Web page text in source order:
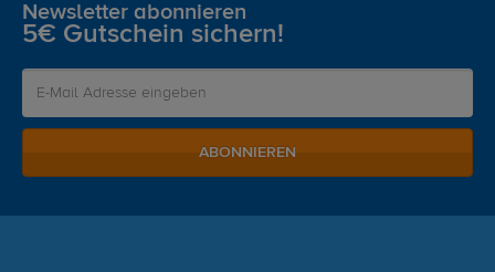
Newsletter abonnieren
5€ Gutschein sichern!
ABONNIEREN